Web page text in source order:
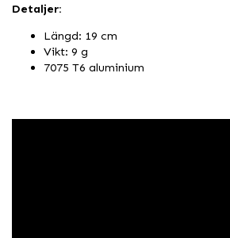
Detaljer:
Längd: 19 cm
Vikt: 9 g
7075 T6 aluminium